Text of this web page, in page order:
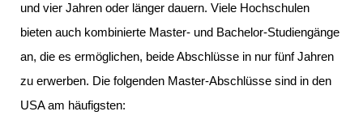
und vier Jahren oder länger dauern. Viele Hochschulen
bieten auch kombinierte Master- und Bachelor-Studiengänge
an, die es ermöglichen, beide Abschlüsse in nur fünf Jahren
zu erwerben. Die folgenden Master-Abschlüsse sind in den
USA am häufigsten: